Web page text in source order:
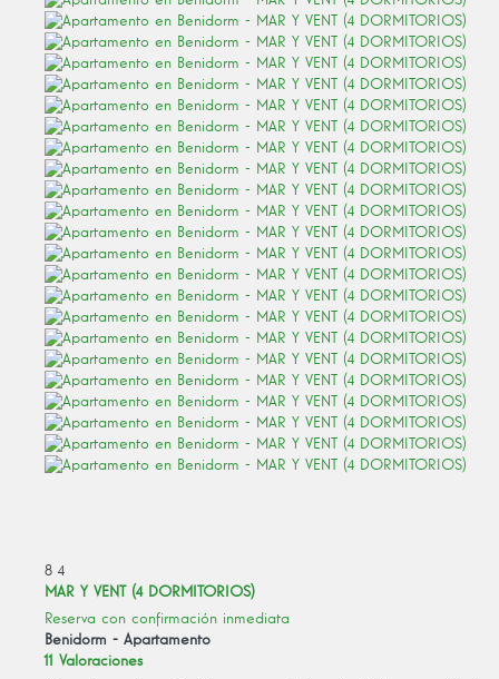
8 4
MAR Y VENT (4 DORMITORIOS)
Reserva con confirmación inmediata
Benidorm - Apartamento
11 Valoraciones